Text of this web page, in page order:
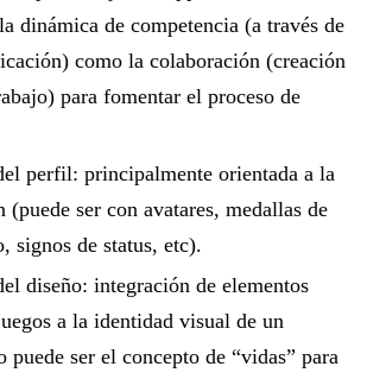
dinámica de competencia (a través de
como la colaboración (creación
para fomentar el proceso de
perfil: principalmente orientada a la
(puede ser con avatares, medallas de
signos de status, etc).
diseño: integración de elementos
a la identidad visual de un
puede ser el concepto de “vidas” para